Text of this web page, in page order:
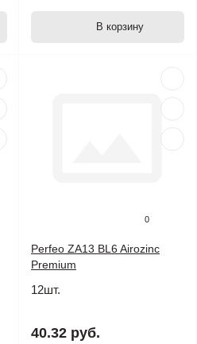
В корзину
0
Perfeo ZA13 BL6 Airozinc
Premium
12шт.
40.32 руб.